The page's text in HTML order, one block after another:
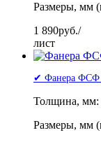
Размеры, мм
1 890руб./
лист
✔ Фанера ФСФ
Толщина, мм:
Размеры, мм